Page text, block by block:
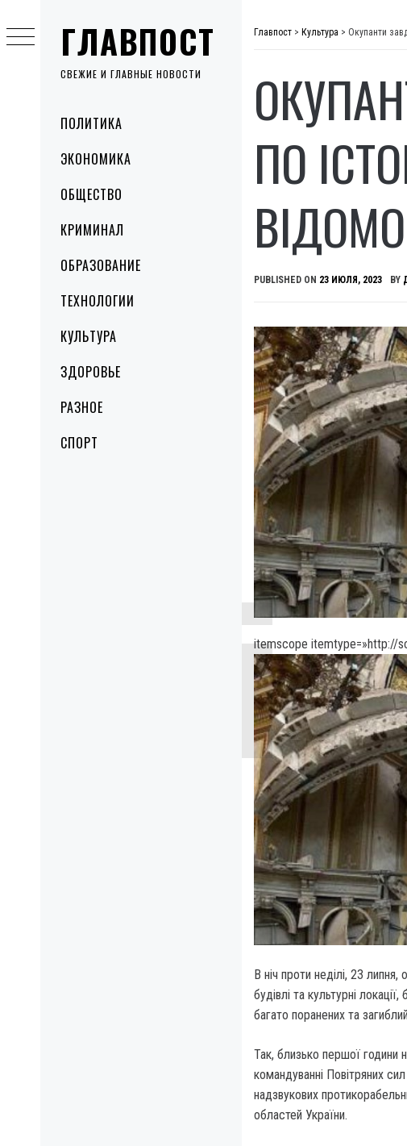
ГЛАВПОСТ
СВЕЖИЕ И ГЛАВНЫЕ НОВОСТИ
MenuПОЛИТИКА
ЭКОНОМИКА
ОБЩЕСТВО
КРИМИНАЛ
ОБРАЗОВАНИЕ
ТЕХНОЛОГИИ
КУЛЬТУРА
ЗДОРОВЬЕ
РАЗНОЕ
СПОРТ
to
content
Главпост > Культура > Окупанти
ПО
ВІДОМО
PUBLISHED ON 23 ИЮЛЯ, 2023 BY
itemscope itemtype=»http://
В ніч проти неділі, 23
будівлі та культурні
багато поранених та
Так, близько першої години
командуванні Повітряних
надзвукових
областей України.